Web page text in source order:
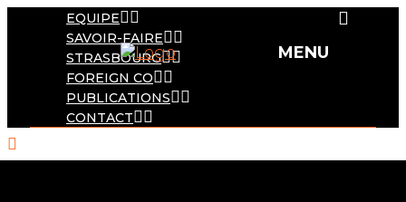
EQUIPE
SAVOIR-FAIRE
STRASBOURG
FOREIGN CO
PUBLICATIONS
CONTACT